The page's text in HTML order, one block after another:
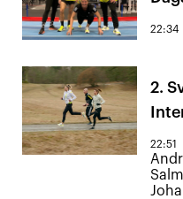
22:34
2.
22:51